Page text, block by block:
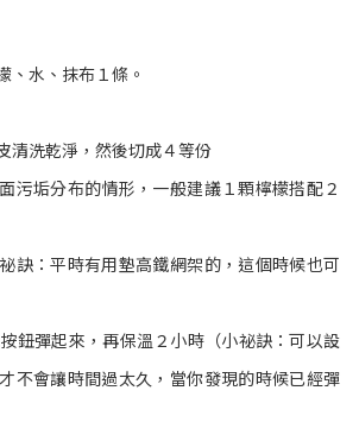
、水、抹布１條。
清洗乾淨，然後切成４等份
污垢分布的情形，一般建議１顆檸檬搭配２
訣：平時有用墊高鐵網架的，這個時候也可
鈕彈起來，再保溫２小時（小祕訣：可以設
不會讓時間過太久，當你發現的時候已經彈